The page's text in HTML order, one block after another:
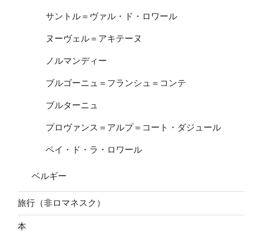
サントル＝ヴァル・ド・ロワール
ヌーヴェル＝アキテーヌ
ノルマンディー
ブルゴーニュ＝フランシュ＝コンテ
ブルターニュ
プロヴァンス＝アルプ＝コート・ダジュール
ペイ・ド・ラ・ロワール
ベルギー
旅行（非ロマネスク）
本